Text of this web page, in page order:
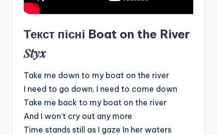
Текст пісні Boat on the River
Styx
Take me down to my boat on the river
I need to go down, I need to come down
Take me back to my boat on the river
And I won’t cry out any more
Time stands still as I gaze In her waters